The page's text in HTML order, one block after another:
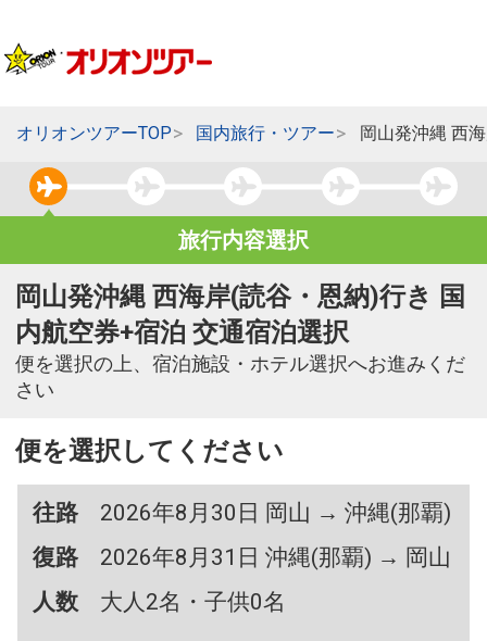
オリオンツアーTOP 国内旅行・ツアー 岡山発沖縄 西
旅行内容選択
岡山発沖縄 西海岸(読谷・恩納)行き 国
内航空券+宿泊 交通宿泊選択
便を選択の上、宿泊施設・ホテル選択へお進みくだ
さい
便を選択してください
往路
2026年8月30日 岡山 → 沖縄(那覇)
復路
2026年8月31日 沖縄(那覇) → 岡山
人数
大人2名・子供0名